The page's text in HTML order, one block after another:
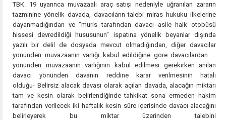
TBK. 19 uyarınca muvazaalı araç satışı nedeniyle uğranılan zararın
tazminine yönelik davada, davacıların talebi miras hukuku ilkelerine
dayanmadığından ve "muris tarafından davacı asile halk otobüsü
hissesi devredildiği hususunun" ispatına yönelik beyanlar dışında
yazılı bir delil de dosyada mevcut olmadığından, diğer davacılar
yönünden muvazaanın varlığı kabul edildiğine göre davacılardan ...
yönünden muvazaanın varlığının kabul edilmesi gerekirken anılan
davacı yönünden davanın reddine karar verilmesinin hatalı
olduğu- Belirsiz alacak davası olarak açılan davada, alacağın miktarı
tam ve kesin olarak belirlendiğinde tahkikat sona ermeden hakim
tarafından verilecek iki haftalık kesin süre içerisinde davacı alacağını
belirleyerek bu miktar üzerinden talebini